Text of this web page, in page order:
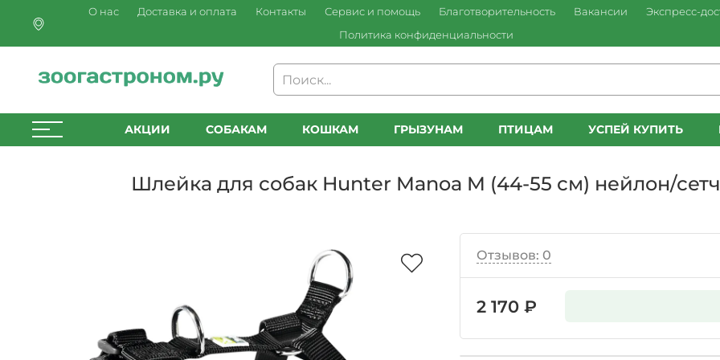
О нас Доставка и оплата Контакты Сервис и помощь Благотворительность Вакансии
Экспресс-
Политика конфиденциальности
АКЦИИ СОБАКАМ КОШКАМ ГРЫЗУНАМ ПТИЦАМ УСПЕЙ КУПИТЬ
Шлейка для собак Hunter Manoa M (44-55 см) нейлон/
Отзывов: 0
2 170 ₽